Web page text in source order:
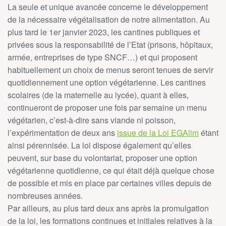
La seule et unique avancée concerne le développement
de la nécessaire végétalisation de notre alimentation. Au
plus tard le 1er janvier 2023, les cantines publiques et
privées sous la responsabilité de l’Etat (prisons, hôpitaux,
armée, entreprises de type SNCF…) et qui proposent
habituellement un choix de menus seront tenues de servir
quotidiennement une option végétarienne. Les cantines
scolaires (de la maternelle au lycée), quant à elles,
continueront de proposer une fois par semaine un menu
végétarien, c’est-à-dire sans viande ni poisson,
l’expérimentation de deux ans issue de la Loi EGAlimétant
ainsi pérennisée. La loi dispose également qu’elles
peuvent, sur base du volontariat, proposer une option
végétarienne quotidienne, ce qui était déjà quelque chose
de possible et mis en place par certaines villes depuis de
nombreuses années.
Par ailleurs, au plus tard deux ans après la promulgation
de la loi, les formations continues et initiales relatives à la